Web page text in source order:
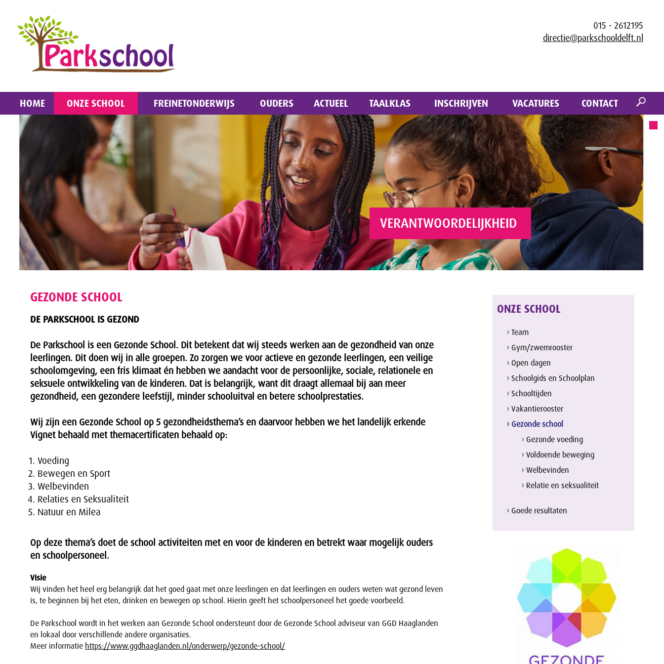
015 - 2612195
directie@parkschooldelft.nl
HOME ONZE SCHOOL FREINETONDERWIJS OUDERS ACTUEEL TAALKLAS INSCHRIJVEN VACATURES CONTACT
VERANTWOORDELIJKHEID
GEZONDE SCHOOL
DE PARKSCHOOL IS GEZOND
De Parkschool is een Gezonde School. Dit betekent dat wij steeds werken aan de gezondheid van onze
leerlingen. Dit doen wij in alle groepen. Zo zorgen we voor actieve en gezonde leerlingen, een veilige
schoolomgeving, een fris klimaat én hebben we aandacht voor de persoonlijke, sociale, relationele en
seksuele ontwikkeling van de kinderen. Dat is belangrijk, want dit draagt allemaal bij aan meer
gezondheid, een gezondere leefstijl, minder schooluitval en betere schoolprestaties.
Wij zijn een Gezonde School op 5 gezondheidsthema’s en daarvoor hebben we het landelijk erkende
Vignet behaald met themacertificaten behaald op:
Voeding
Bewegen en Sport
Welbevinden
Relaties en Seksualiteit
Natuur en Milea
Op deze thema’s doet de school activiteiten met en voor de kinderen en betrekt waar mogelijk ouders
en schoolpersoneel.
Visie
Wij vinden het heel erg belangrijk dat het goed gaat met onze leerlingen en dat leerlingen en ouders weten wat gezond leven
is, te beginnen bij het eten, drinken en bewegen op school. Hierin geeft het schoolpersoneel het goede voorbeeld.
De Parkschool wordt in het werken aan Gezonde School ondersteunt door de Gezonde School adviseur van GGD Haaglanden
en lokaal door verschillende andere organisaties.
Meer informatie https://www.ggdhaaglanden.nl/onderwerp/gezonde-school/
ONZE SCHOOL
› Team
› Gym/zwemrooster
› Open dagen
› Schoolgids en Schoolplan
› Schooltijden
› Vakantierooster
› Gezonde school
› Gezonde voeding
› Voldoende beweging
› Welbevinden
› Relatie en seksualiteit
› Goede resultaten